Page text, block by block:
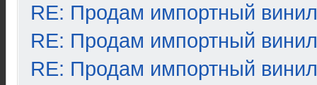
RE: Продам импортный винил
RE: Продам импортный винил
RE: Продам импортный винил